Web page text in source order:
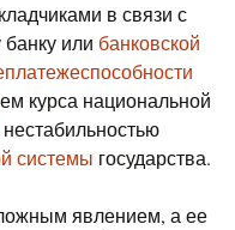
в связи с
банку или банковской
курса национальной
нестабильностью
системы государства.
явлением, а ее